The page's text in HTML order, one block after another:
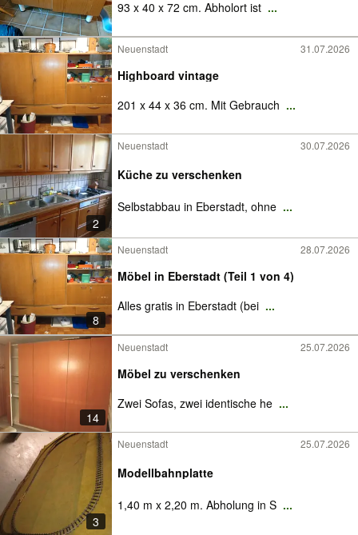
93 x 40 x 72 cm. Abholort ist ...
Neuenstadt 31.07.2026
Highboard vintage
201 x 44 x 36 cm. Mit Gebrauch ...
2
Neuenstadt 30.07.2026
Küche zu verschenken
Selbstabbau in Eberstadt, ohne ...
8
Neuenstadt 28.07.2026
Möbel in Eberstadt (Teil 1 von 4)
Alles gratis in Eberstadt (bei ...
14
Neuenstadt 25.07.2026
Möbel zu verschenken
Zwei Sofas, zwei identische he ...
3
Neuenstadt 25.07.2026
Modellbahnplatte
1,40 m x 2,20 m. Abholung in S ...